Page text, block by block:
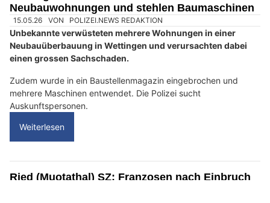
w
ä
h
l
e
n
S
i
b
t
t
19.05.26 VON POLIZEI.NEWS REDAKTION
Die Täterschaft verpflegte sich und nächtigte in der Alphütte
"Untere Helchen".
Die Polizei sucht Zeugen.
Weiterlesen
Wettingen AG: Unbekannte verwüsten